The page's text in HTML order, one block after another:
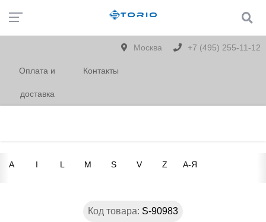
Москва +7 (495) 255-11-12
Оплата и
доставка
Контакты
A I L M S V Z А-Я
Код товара: S-90983